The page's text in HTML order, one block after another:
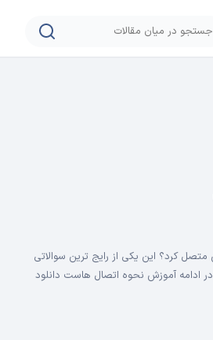
متصل کرد؟ این یکی از رایج ترین سوالاتی
ادامه آموزش نحوه اتصال هاست دانلود